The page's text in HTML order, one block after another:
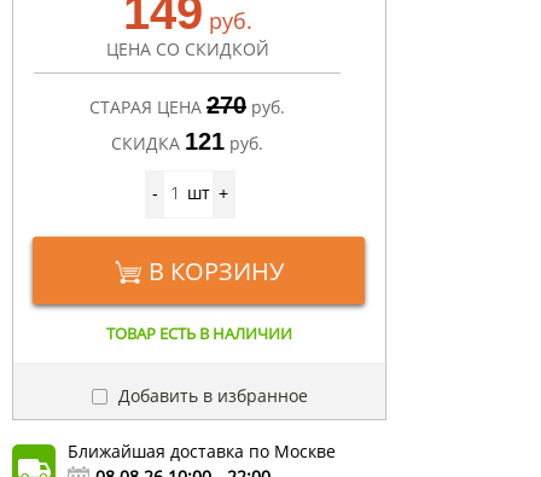
149 руб.
ЦЕНА СО СКИДКОЙ
СТАРАЯ ЦЕНА 270 руб.
СКИДКА 121 руб.
- шт +
В КОРЗИНУ
ТОВАР ЕСТЬ В НАЛИЧИИ
Добавить в избранное
Ближайшая доставка по Москве